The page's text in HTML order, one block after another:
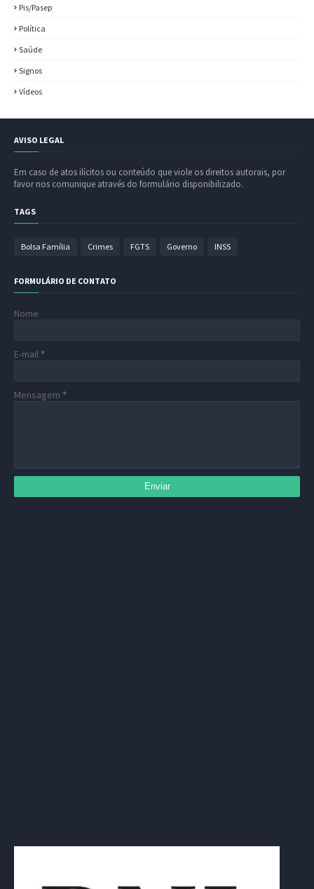
Pis/Pasep
Política
Saúde
Signos
Vídeos
AVISO LEGAL
Em caso de atos ilícitos ou conteúdo que viole os direitos autorais, por
favor nos comunique através do formulário disponibilizado.
TAGS
Bolsa Família Crimes FGTS Governo INSS
FORMULÁRIO DE CONTATO
Nome
E-mail *
Mensagem *